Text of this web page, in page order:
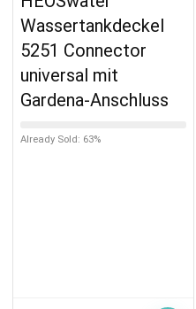
Wassertankdeckel
5251 Connector
universal mit
Gardena-Anschluss
Already Sold: 63%